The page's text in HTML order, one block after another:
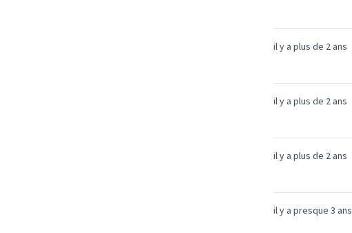
il y a plus de 2 ans
il y a plus de 2 ans
il y a plus de 2 ans
il y a presque 3 ans